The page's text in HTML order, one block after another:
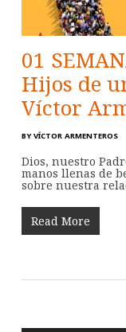
01
Hijos de
Víctor
BY VÍCTOR ARMENTEROS
Dios, nuestro
manos llenas de
sobre nuestra
Read More